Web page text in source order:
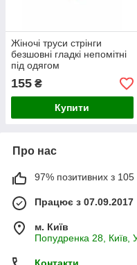
Жіночі труси стрінги
безшовні гладкі непомітні
під одягом
155 ₴
Купити
Про нас
97% позитивних з 105
Працює з 07.09.2017
м. Київ
Попудренка 28, Київ,